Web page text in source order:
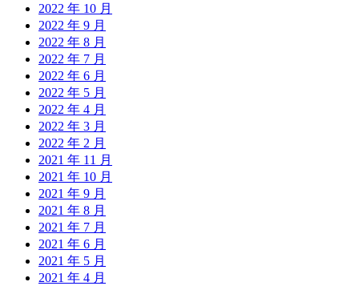
2022 年 10 月
2022 年 9 月
2022 年 8 月
2022 年 7 月
2022 年 6 月
2022 年 5 月
2022 年 4 月
2022 年 3 月
2022 年 2 月
2021 年 11 月
2021 年 10 月
2021 年 9 月
2021 年 8 月
2021 年 7 月
2021 年 6 月
2021 年 5 月
2021 年 4 月